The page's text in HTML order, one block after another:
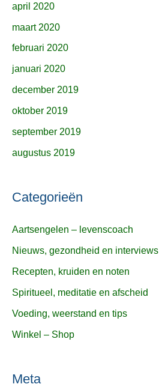
april 2020
maart 2020
februari 2020
januari 2020
december 2019
oktober 2019
september 2019
augustus 2019
Categorieën
Aartsengelen – levenscoach
Nieuws, gezondheid en interviews
Recepten, kruiden en noten
Spiritueel, meditatie en afscheid
Voeding, weerstand en tips
Winkel – Shop
Meta